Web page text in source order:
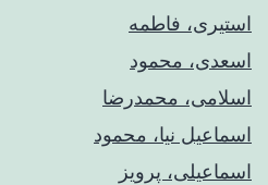
استیری، فاطمه
اسعدی، محمود
اسلامی، محمدرضا
اسماعیل نیا، محمود
اسماعیلی، پرویز